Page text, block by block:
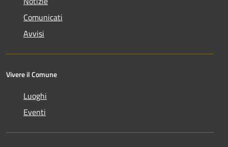
Comunicati
Avvisi
Vivere il Comune
Luoghi
Eventi